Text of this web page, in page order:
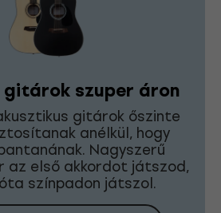
szuper áron
gitárok őszinte
anélkül, hogy
Nagyszerű
az első akkordot játszod,
színpadon játszol.